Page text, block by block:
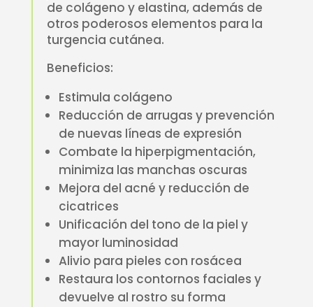
de colágeno y elastina, además de
otros poderosos elementos para la
turgencia cutánea.
Beneficios:
Estimula colágeno
Reducción de arrugas y prevención
de nuevas líneas de expresión
Combate la hiperpigmentación,
minimiza las manchas oscuras
Mejora del acné y reducción de
cicatrices
Unificación del tono de la piel y
mayor luminosidad
Alivio para pieles con rosácea
Restaura los contornos faciales y
devuelve al rostro su forma